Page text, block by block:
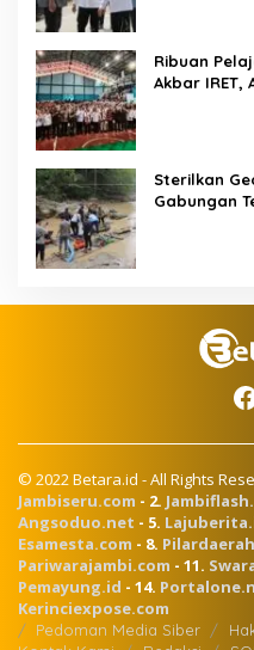
Ribuan
Akbar IRET,
Sterilkan
Gabungan
© 2022 Betara.id - All Rights
Jambiseru.com - 2.
Angsoduo.net - 5.
Esamesta.com - 8.
Pariwarajambi.com - 11.
Pemayung.id - 14.
Kerinciexpose.com
Pedoman Media Siber